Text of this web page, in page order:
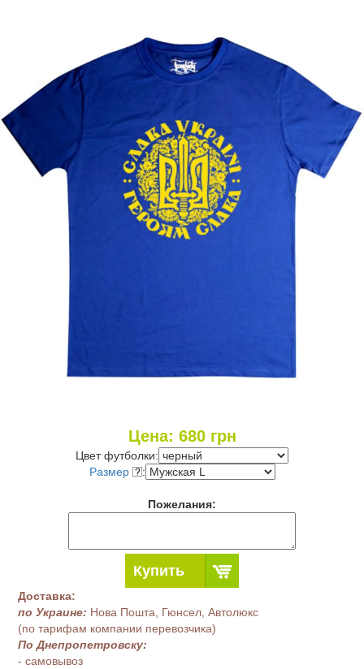
Цена: 680грн
Цвет футболки:
Размер
:
Пожелания:
Купить
Доставка:
по Украине: Нова Пошта, Гюнсел, Автолюкс
(по тарифам компании перевозчика)
По Днепропетровску:
- самовывоз